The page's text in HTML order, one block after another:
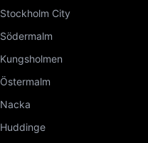
Stockholm City
Södermalm
Kungsholmen
Östermalm
Nacka
Huddinge